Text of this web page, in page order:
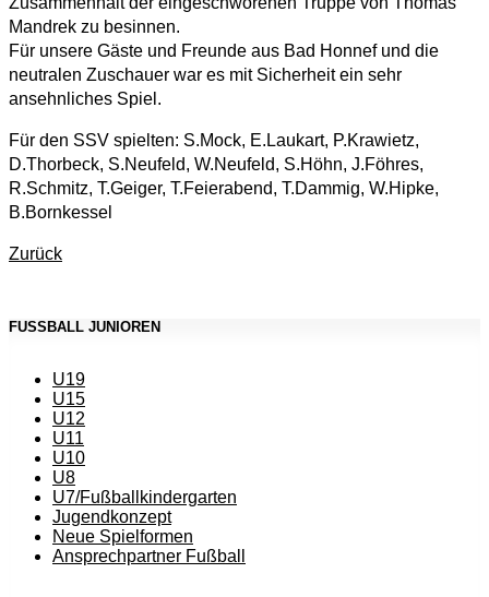
Mandrek zu besinnen.
Für unsere Gäste und Freunde aus Bad Honnef und die
neutralen Zuschauer war es mit Sicherheit ein sehr
ansehnliches Spiel.
Für den SSV spielten: S.Mock, E.Laukart, P.Krawietz,
D.Thorbeck, S.Neufeld, W.Neufeld, S.Höhn, J.Föhres,
R.Schmitz, T.Geiger, T.Feierabend, T.Dammig, W.Hipke,
B.Bornkessel
Zurück
FUSSBALL JUNIOREN
U19
U15
U12
U11
U10
U8
U7/Fußballkindergarten
Jugendkonzept
Neue Spielformen
Ansprechpartner Fußball